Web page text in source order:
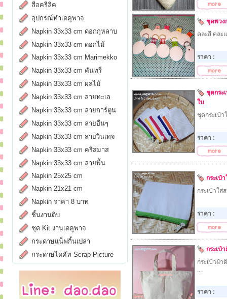
สีอครีลิค
อุปกรณ์ทำเดคูพาจ
Napkin 33x33 cm ดอกกุหลาบ
Napkin 33x33 cm ดอกไม้
Napkin 33x33 cm Marimekko
Napkin 33x33 cm คันทรี่
Napkin 33x33 cm ผลไม้
Napkin 33x33 cm ลายทะเล
Napkin 33x33 cm ลายการ์ตูน
Napkin 33x33 cm ลายอื่นๆ
Napkin 33x33 cm ลายวินเทจ
Napkin 33x33 cm คริสมาส
Napkin 33x33 cm ลายพื้น
Napkin 25x25 cm
Napkin 21x21 cm
Napkin ราคา 8 บาท
ชิ้นงานดิบ
ชุด Kit งานเดคูพาจ
กระดาษแน็ฟกิ้นเปล่า
กระดาษไดคัท Scrap Picture
ชุดพวง
คละสี คละ
ราคา :
ชุดกระ
ใบ
ชุดกระเป๋
ราคา :
กระเป๋
กระเป๋าใส่
ราคา :
กระเป๋
กระเป๋าผ้า
...
ราคา :